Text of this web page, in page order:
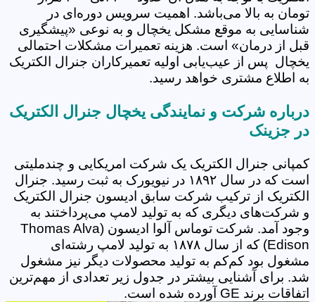
تومان به بالا می‌باشد. اهمیت سرویس دوره‌ای در
شناسایی به موقع مشکل یخچال و به نوعی «پیشگیری
قبل از درمان» است. هزینه تعمیرات مشکلات احتمالی
یخچال پس از عیب‌یابی اولیه تعمیرکاران جنرال الکتریک
به اطلاع مشتری خواهد رسید.
درباره شرکت و نمایندگی یخچال جنرال الکتریک
در جزینک
کمپانی جنرال الکتریک یک شرکت امریکایی و چندملیتی
است که در سال ۱۸۹۲ در نیویورک به ثبت رسید. جنرال
الکتریک از ترکیب شرکت سابق ادیسون جنرال الکتریک
و شرکت‌های دیگری که به تولید لامپ می‌پرداختند به
وجود آمد. شرکت توماس آلوا ادیسون (Thomas Alva
Edison) که از سال ۱۸۷۸ به تولید لامپ رشته‌ای
مشغول بود کم‌کم به تولید محصولات دیگر نیز مشغول
شد. برای آشنایی بیشتر در جدول زیر تعدادی از مهم‌ترین
اتفاقات برند GE آورده شده است.